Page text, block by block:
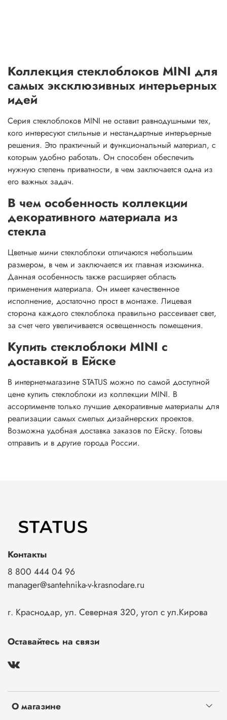
Коллекция стеклоблоков MINI для
самых эксклюзивных интерьерных
идей
Серия стеклоблоков MINI не оставит равнодушными тех,
кого интересуют стильные и нестандартные интерьерные
решения. Это практичный и функциональный материал, с
которым удобно работать. Он способен обеспечить
нужную степень приватности, в чем заключается одна из
его важных задач.
В чем особенность коллекции
декоративного материала из
стекла
Цветные мини стеклоблоки отличаются небольшим
размером, в чем и заключается их главная изюминка.
Данная особенность также расширяет область
применения материала. Он имеет качественное
исполнение, достаточно прост в монтаже. Лицевая
сторона каждого стеклоблока правильно рассеивает свет,
за счет чего увеличивается освещенность помещения.
Купить стеклоблоки MINI с
доставкой в Ейске
В интернет-магазине STATUS можно по самой доступной
цене купить стеклоблоки из коллекции MINI. В
ассортименте только лучшие декоративные материалы для
реализации самых смелых дизайнерских проектов.
Возможна удобная доставка заказов по Ейску. Готовы
отправить и в другие города России.
О магазине
Контакты
8 800 444 04 96
manager@santehnika-v-krasnodare.ru
г. Краснодар, ул. Северная 320, угол с ул.Кирова
Оставайтесь на связи